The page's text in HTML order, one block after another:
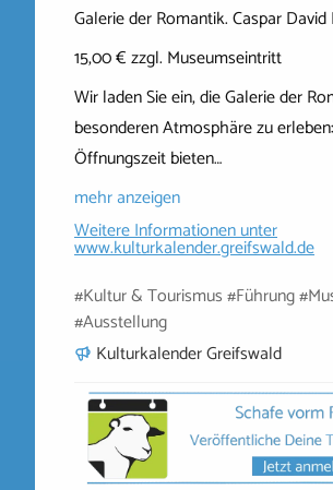
Galerie der Romantik. Caspar
15,00 € zzgl. Museumseintritt
Wir laden Sie ein, die Galerie der
besonderen Atmosphäre zu
Öffnungszeit bieten…
mehr anzeigen
Weitere Informationen unter
www.kulturkalender.greifswald.de
#Kultur & Tourismus #Führung
#Ausstellung
Kulturkalender Greifswald